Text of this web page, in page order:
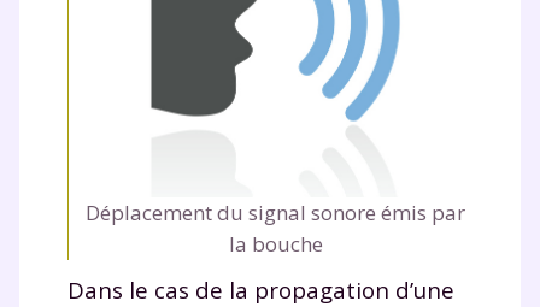
Déplacement du signal sonore émis par
la bouche
Dans le cas de la propagation d’une